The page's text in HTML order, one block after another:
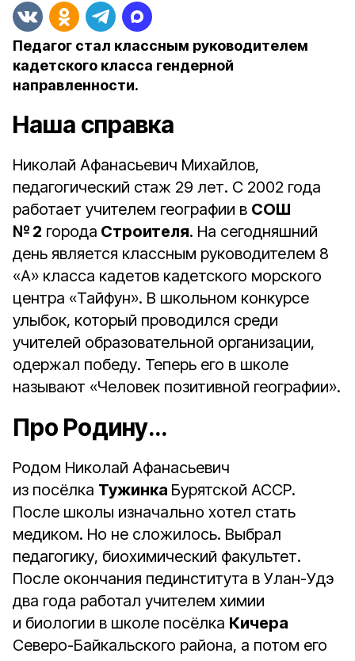
Педагог стал классным руководителем
кадетского класса гендерной
направленности.
Наша справка
Николай Афанасьевич Михайлов,
педагогический стаж 29 лет. С 2002 года
работает учителем географии в СОШ
№ 2 города Строителя. На сегодняшний
день является классным руководителем 8
«А» класса кадетов кадетского морского
центра «Тайфун». В школьном конкурсе
улыбок, который проводился среди
учителей образовательной организации,
одержал победу. Теперь его в школе
называют «Человек позитивной географии».
Про Родину…
Родом Николай Афанасьевич
из посёлка Тужинка Бурятской АССР.
После школы изначально хотел стать
медиком. Но не сложилось. Выбрал
педагогику, биохимический факультет.
После окончания пединститута в Улан-Удэ
два года работал учителем химии
и биологии в школе посёлка Кичера
Северо-Байкальского района, а потом его